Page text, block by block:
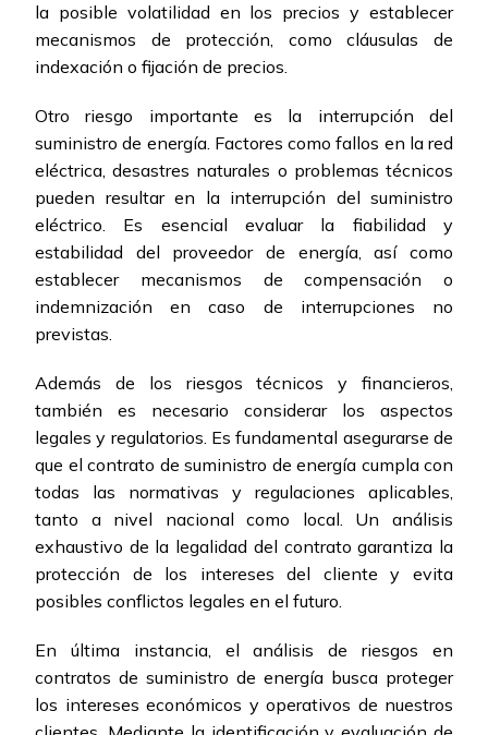
la posible volatilidad en los precios y establecer
mecanismos de protección, como cláusulas de
indexación o fijación de precios.
Otro riesgo importante es la interrupción del
suministro de energía. Factores como fallos en la red
eléctrica, desastres naturales o problemas técnicos
pueden resultar en la interrupción del suministro
eléctrico. Es esencial evaluar la fiabilidad y
estabilidad del proveedor de energía, así como
establecer mecanismos de compensación o
indemnización en caso de interrupciones no
previstas.
Además de los riesgos técnicos y financieros,
también es necesario considerar los aspectos
legales y regulatorios. Es fundamental asegurarse de
que el contrato de suministro de energía cumpla con
todas las normativas y regulaciones aplicables,
tanto a nivel nacional como local. Un análisis
exhaustivo de la legalidad del contrato garantiza la
protección de los intereses del cliente y evita
posibles conflictos legales en el futuro.
En última instancia, el análisis de riesgos en
contratos de suministro de energía busca proteger
los intereses económicos y operativos de nuestros